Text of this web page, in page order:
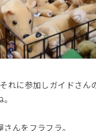
れに参加しガイドさん
んをフラフラ。